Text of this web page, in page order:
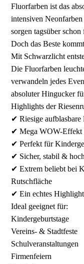
Fluorfarben ist das
intensiven
sorgen tagsüber
Doch das Beste
Mit Schwarzlicht
Die Fluorfarben
verwandeln jedes
absoluter Hingucker
Highlights der
✔ Riesige
✔ Mega WOW-Effekt
✔ Perfekt für
✔ Sicher, stabil &
✔ Extrem beliebt bei
Rutschfläche
✔ Ein echtes
Ideal geeignet für:
Kindergeburtstage
Vereins- & Stadtfeste
Schulveranstaltungen
Firmenfeiern